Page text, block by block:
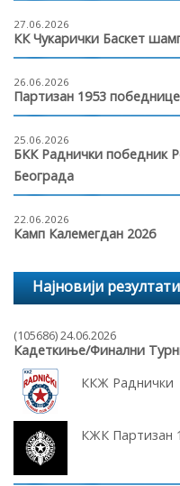
27.06.2026
КК Чукарички Баскет
26.06.2026
Партизан 1953
25.06.2026
БКК Раднички победник
Београда
22.06.2026
Камп Калемегдан 2026
Најновији резултати
(105686) 24.06.2026
Кадеткиње/Финални
ККЖ Раднички
КЖК Партизан